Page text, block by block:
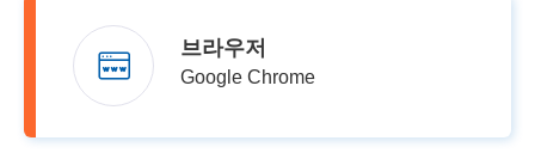
브라우저
Google Chrome